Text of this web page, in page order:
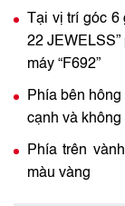
Tại vị trí góc
22 JEWELSS”
máy “F692”
Phía bên
cạnh và
Phía trên
màu vàng